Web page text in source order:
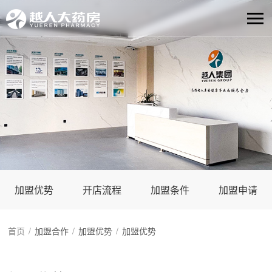
加盟优势 开店流程 加盟条件 加盟申请
首页 / 加盟合作 / 加盟优势 / 加盟优势